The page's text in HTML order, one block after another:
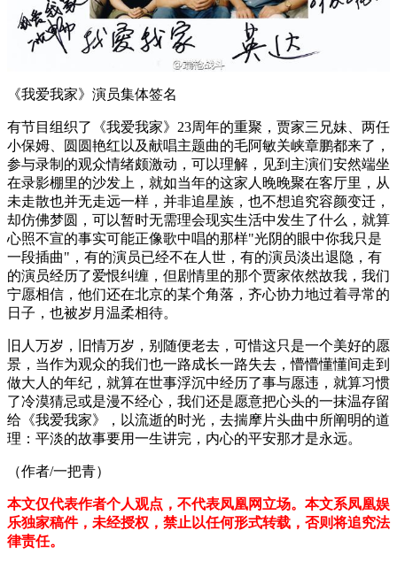
《我爱我家》演员集体签名
有节目组织了《我爱我家》23周年的重聚，贾家三兄妹、两任
小保姆、圆圆艳红以及献唱主题曲的毛阿敏关峡章鹏都来了，
参与录制的观众情绪颇激动，可以理解，见到主演们安然端坐
在录影棚里的沙发上，就如当年的这家人晚晚聚在客厅里，从
未走散也并无走远一样，并非追星族，也不想追究容颜变迁，
却仿佛梦圆，可以暂时无需理会现实生活中发生了什么，就算
心照不宣的事实可能正像歌中唱的那样"光阴的眼中你我只是
一段插曲"，有的演员已经不在人世，有的演员淡出退隐，有
的演员经历了爱恨纠缠，但剧情里的那个贾家依然故我，我们
宁愿相信，他们还在北京的某个角落，齐心协力地过着寻常的
日子，也被岁月温柔相待。
旧人万岁，旧情万岁，别随便老去，可惜这只是一个美好的愿
景，当作为观众的我们也一路成长一路失去，懵懵懂懂间走到
做大人的年纪，就算在世事浮沉中经历了事与愿违，就算习惯
了冷漠猜忌或是漫不经心，我们还是愿意把心头的一抹温存留
给《我爱我家》，以流逝的时光，去揣摩片头曲中所阐明的道
理：平淡的故事要用一生讲完，内心的平安那才是永远。
（作者/一把青）
本文仅代表作者个人观点，不代表凤凰网立场。本文系凤凰娱
乐独家稿件，未经授权，禁止以任何形式转载，否则将追究法
律责任。